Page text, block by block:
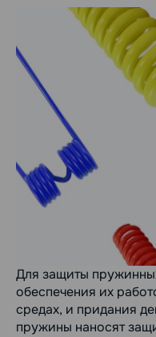
Для защиты
обеспечения их
средах, и придания
пружины наносят